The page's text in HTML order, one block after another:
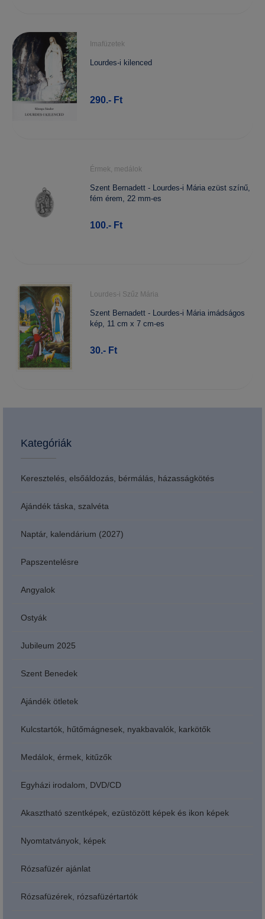
Imafüzetek
Lourdes-i kilenced
290.- Ft
Érmek, medálok
Szent Bernadett - Lourdes-i Mária ezüst színű,
fém érem, 22 mm-es
100.- Ft
Lourdes-i Szűz Mária
Szent Bernadett - Lourdes-i Mária imádságos
kép, 11 cm x 7 cm-es
30.- Ft
Kategóriák
Keresztelés, elsőáldozás, bérmálás, házasságkötés
Ajándék táska, szalvéta
Naptár, kalendárium (2027)
Papszentelésre
Angyalok
Ostyák
Jubileum 2025
Szent Benedek
Ajándék ötletek
Kulcstartók, hűtőmágnesek, nyakbavalók, karkötők
Medálok, érmek, kitűzők
Egyházi irodalom, DVD/CD
Akasztható szentképek, ezüstözött képek és ikon képek
Nyomtatványok, képek
Rózsafüzér ajánlat
Rózsafüzérek, rózsafüzértartók